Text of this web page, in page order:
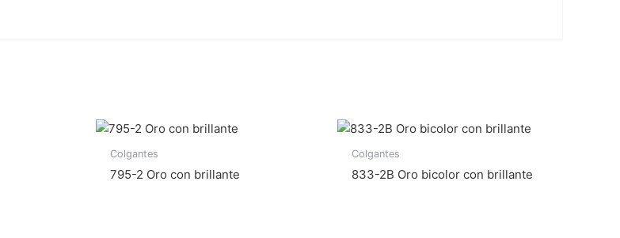
Colgantes
795-2 Oro con brillante
Colgantes
833-2B Oro bicolor con brillante